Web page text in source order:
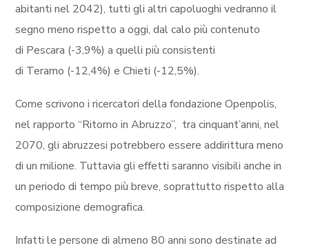
abitanti nel 2042), tutti gli altri capoluoghi vedranno il
segno meno rispetto a oggi, dal calo più contenuto
di Pescara (-3,9%) a quelli più consistenti
di Teramo (-12,4%) e Chieti (-12,5%).
Come scrivono i ricercatori della fondazione Openpolis,
nel rapporto “Ritorno in Abruzzo”, tra cinquant’anni, nel
2070, gli abruzzesi potrebbero essere addirittura meno
di un milione. Tuttavia gli effetti saranno visibili anche in
un periodo di tempo più breve, soprattutto rispetto alla
composizione demografica.
Infatti le persone di almeno 80 anni sono destinate ad